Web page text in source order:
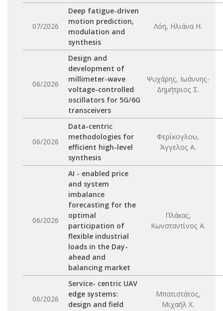
07/2026
Deep fatigue-driven
motion prediction,
modulation and
synthesis
Λόη, Ηλιάνα Η.
06/2026
Design and
development of
millimeter-wave
voltage-controlled
oscillators for 5G/6G
transceivers
Ψυχάρης, Ιωάννης-
Δημήτριος Σ.
06/2026
Data-centric
methodologies for
efficient high-level
synthesis
Φερίκογλου,
Άγγελος Α.
06/2026
AI - enabled price
and system
imbalance
forecasting for the
optimal
participation of
flexible industrial
loads in the Day-
ahead and
balancing market
Πλάκας,
Κωνσταντίνος Α.
06/2026
Service- centric UAV
edge systems:
design and field
Μπατιστάτος,
Μιχαήλ Χ.